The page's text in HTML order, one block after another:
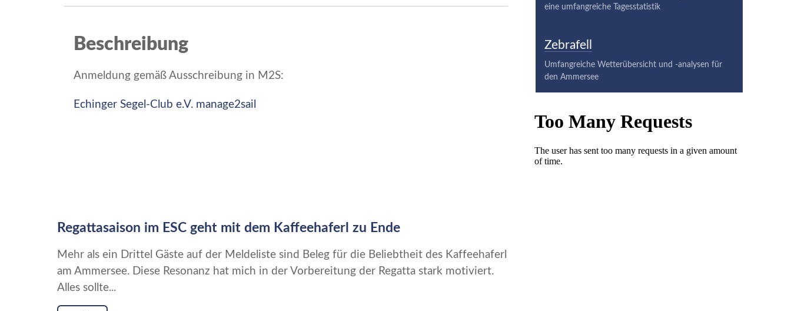
Beschreibung
Anmeldung gemäß Ausschreibung in M2S:
Echinger Segel-Club e.V. manage2sail
Regattasaison im ESC geht mit dem Kaffeehaferl zu Ende
Mehr als ein Drittel Gäste auf der Meldeliste sind Beleg für die Beliebtheit des Kaffeehaferl
am Ammersee. Diese Resonanz hat mich in der Vorbereitung der Regatta stark motiviert.
Alles sollte...
eine umfangreiche Tagesstatistik
Zebrafell
Umfangreiche Wetterübersicht und -analysen für
den Ammersee